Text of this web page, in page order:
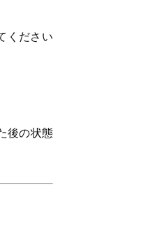
ください
後の状態